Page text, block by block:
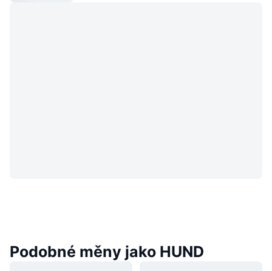
Podobné měny jako HUND